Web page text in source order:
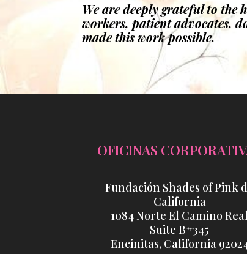
We are deeply grateful to the
workers, patient advocates,
made this work possible.
OFICINAS
Fundación Shades of Pink
California
1084 Norte El Camino
Suite B#345
Encinitas, California